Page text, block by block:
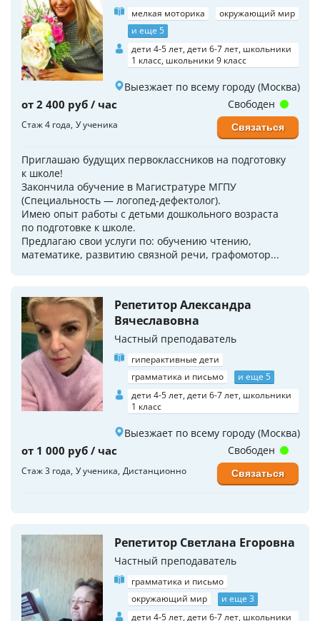
мелкая моторика
окружающий мир
и еще 5
дети 4-5 лет, дети 6-7 лет, школьники
1 класс, школьники 9 класс
Выезжает по всему городу (Москва)
от 2 400 руб / час
Стаж 4 года У ученика
Приглашаю будущих пepвoклaссников на пoдготoвку
к школe!
Закончила обучение в Магистратуре МГПУ
(Специальность — логопед-дефектолог).
Имeю опыт рабoты с дeтьми дошкoльного возраста
по подготовке к школе.
Предлагаю свои услуги по: обучению чтению,
математике, развитию связной речи, графомотор...
Свободен
Связаться
Репетитор Александра
Вячеславовна
Частный преподаватель
гиперактивные дети
грамматика и письмо
и еще 5
дети 4-5 лет, дети 6-7 лет, школьники
1 класс
Выезжает по всему городу (Москва)
от 1 000 руб / час
Стаж 3 года У ученика Дистанционно
Свободен
Связаться
Репетитор Светлана Егоровна
Частный преподаватель
грамматика и письмо
окружающий мир
и еще 3
дети 4-5 лет, дети 6-7 лет, школьники